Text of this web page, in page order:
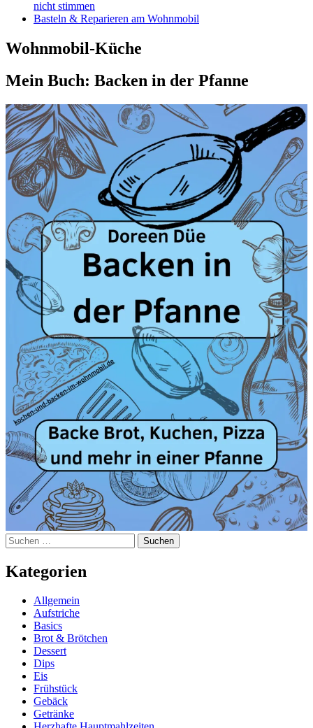
nicht stimmen
Basteln & Reparieren am Wohnmobil
Wohnmobil-Küche
Mein Buch: Backen in der Pfanne
Suchen
nach:
Kategorien
Allgemein
Aufstriche
Basics
Brot & Brötchen
Dessert
Dips
Eis
Frühstück
Gebäck
Getränke